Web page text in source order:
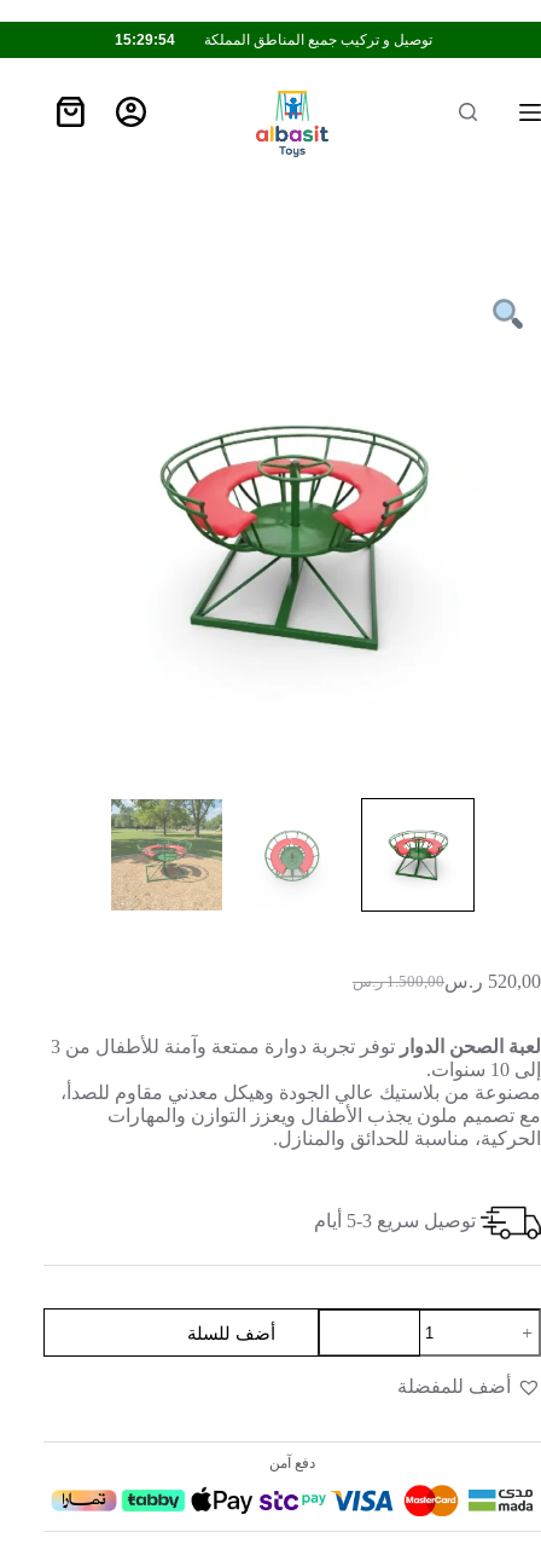
توصيل و تركيب جميع المناطق المملكة 15:29:53
1.500,00 ر.س 520,00 ر.س
لعبة الصحن الدوار
توفر تجربة دوارة ممتعة وآمنة للأطفال من 3
إلى 10 سنوات.
مصنوعة من بلاستيك عالي الجودة وهيكل معدني مقاوم للصدأ،
مع تصميم ملون يجذب الأطفال ويعزز التوازن والمهارات
الحركية، مناسبة للحدائق والمنازل.
توصيل سريع 3-5 أيام
أضف للسلة
أضف للمفضلة
دفع آمن